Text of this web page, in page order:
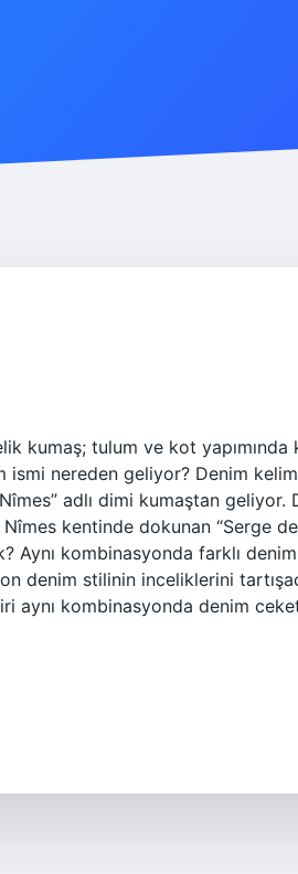
kumaş; tulum ve kot yapımında
ismi nereden geliyor? Denim
adlı dimi kumaştan geliyor.
kentinde dokunan “Serge
kombinasyonda farklı denim
denim stilinin inceliklerini
aynı kombinasyonda denim